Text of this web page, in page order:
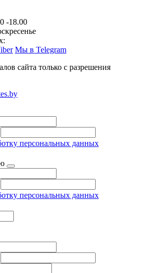
-18.00
Мы в Telegram
сайта только с разрешения
персональных данных
персональных данных